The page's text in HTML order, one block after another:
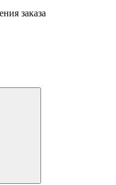
заказа